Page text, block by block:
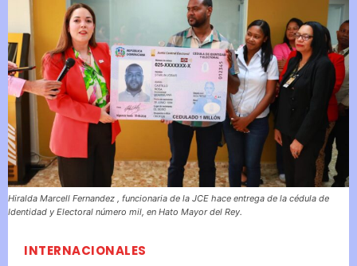
Hiralda Marcell Fernandez , funcionaria de la JCE hace entrega de la cédula de
Identidad y Electoral número mil, en Hato Mayor del Rey.
INTERNACIONALES